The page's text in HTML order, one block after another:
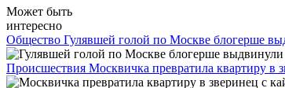
Может быть
интересно
Общество Гулявшей голой по Москве блогерше
Происшествия Москвичка превратила квартиру в